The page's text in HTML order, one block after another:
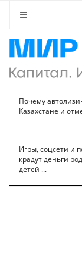
Почему
Казахстане и
Игры, соцсети и
крадут деньги
детей ...